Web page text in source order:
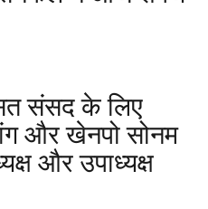
संसद के लिए
और खेनपो सोनम
और उपाध्यक्ष